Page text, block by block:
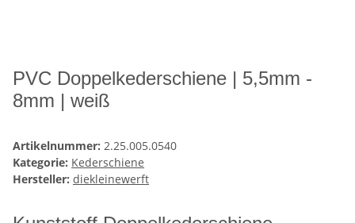
PVC Doppelkederschiene | 5,5mm -
8mm | weiß
Artikelnummer: 2.25.005.0540
Kategorie: Kederschiene
Hersteller: diekleinewerft